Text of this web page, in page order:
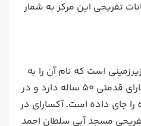
تفریحی این مرکز به شمار
است که نام آن را به
آکسارای تغییر داده‌اند. آکسارای قدمتی 50 ساله دارد و در
فروشگاه را جای داده است. آکسارای در
مسجد آبی سلطان احمد